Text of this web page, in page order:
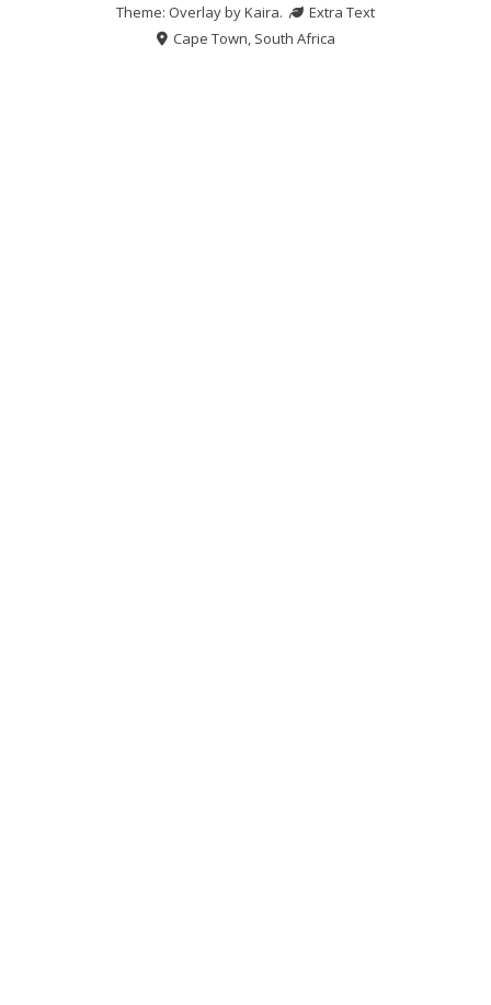
Theme: Overlay byKaira.
Extra Text
Cape Town, South Africa